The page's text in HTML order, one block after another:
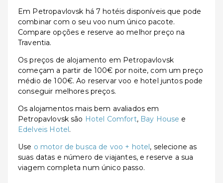
Em Petropavlovsk há 7 hotéis disponíveis que pode
combinar com o seu voo num único pacote.
Compare opções e reserve ao melhor preço na
Traventia.
Os preços de alojamento em Petropavlovsk
começam a partir de 100€ por noite, com um preço
médio de 100€. Ao reservar voo e hotel juntos pode
conseguir melhores preços.
Os alojamentos mais bem avaliados em
Petropavlovsk são Hotel Comfort, Bay House e
Edelveis Hotel.
Use o motor de busca de voo + hotel, selecione as
suas datas e número de viajantes, e reserve a sua
viagem completa num único passo.